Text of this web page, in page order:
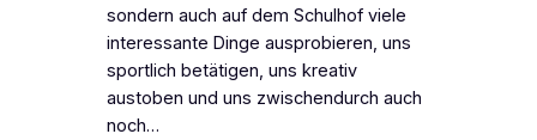
sondern auch auf dem Schulhof viele
interessante Dinge ausprobieren, uns
sportlich betätigen, uns kreativ
austoben und uns zwischendurch auch
noch…